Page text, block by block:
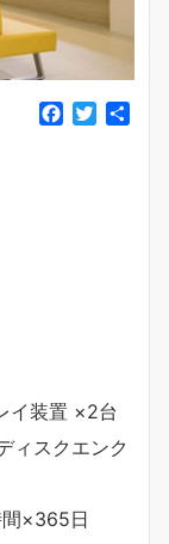
イ装置 ×2台
ィスクエンク
×365日